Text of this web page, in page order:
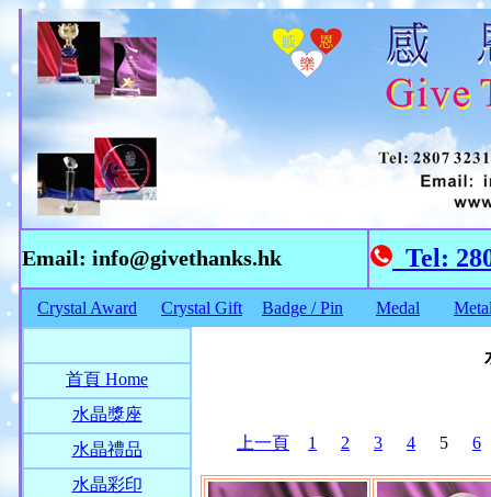
Email: info@givethanks.hk Tel:
Crystal Award Crystal Gift Badge / Pin Medal
首頁 Home
水晶獎座
水晶禮品
水晶彩印
上一頁 1 2 3 4 5 6